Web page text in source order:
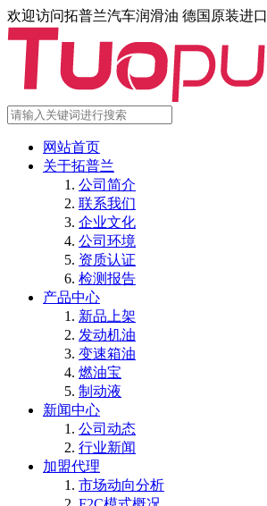
欢迎访问拓普兰汽车润滑油 德国原装进口
网站首页
关于拓普兰
公司简介
联系我们
企业文化
公司环境
资质认证
检测报告
产品中心
新品上架
发动机油
变速箱油
燃油宝
制动液
新闻中心
公司动态
行业新闻
加盟代理
市场动向分析